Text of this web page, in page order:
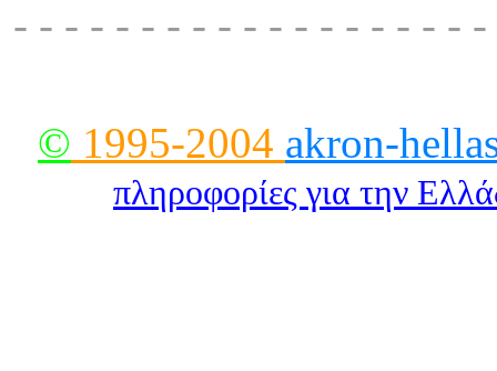
- - - - - - - - - - - - - - - - - -
© 1995-2004 akron-
πληροφορίες για την